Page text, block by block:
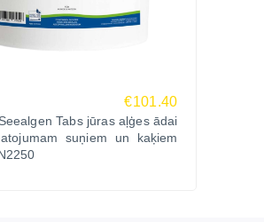
€101.40
Tabs jūras aļģes ādai
suņiem un kaķiem